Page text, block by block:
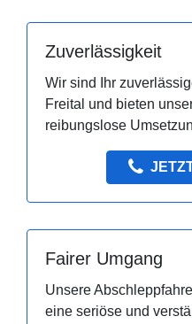
Zuverlässigkeit
Wir sind Ihr
Freital und bieten
reibungslose
Fairer Umgang
Unsere
eine seriöse und